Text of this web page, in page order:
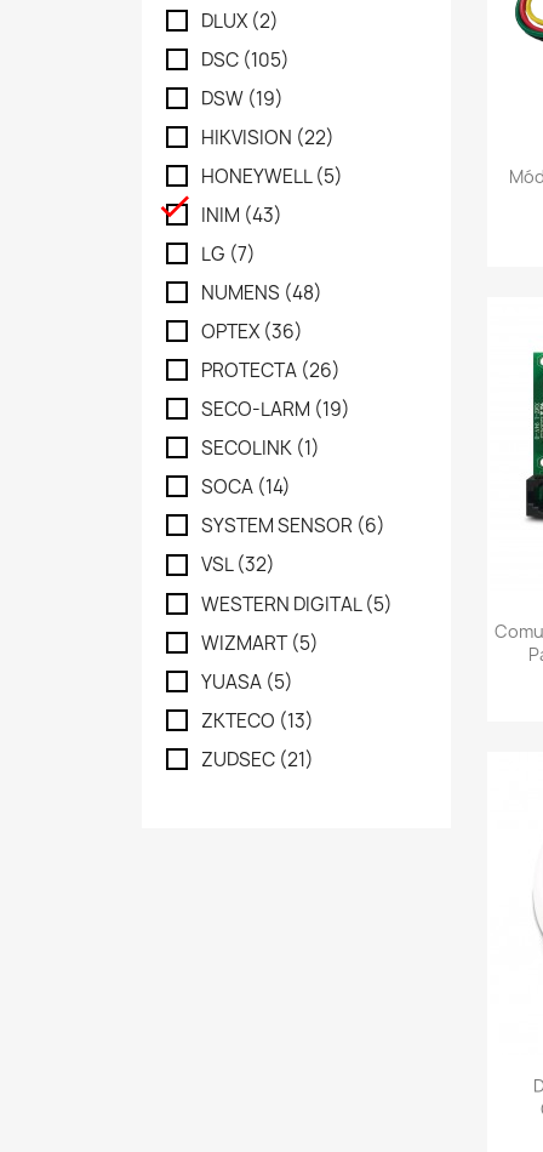
DLUX (2)
DSC (105)
DSW (19)
HIKVISION (22)
HONEYWELL(5)
 INIM (43)
LG (7)
NUMENS (48)
OPTEX (36)
PROTECTA (26)
SECO-LARM (19)
SECOLINK (1)
SOCA (14)
SYSTEM SENSOR (6)
VSL(32)
WESTERN DIGITAL(5)
WIZMART(5)
YUASA (5)
ZKTECO (13)
ZUDSEC (21)